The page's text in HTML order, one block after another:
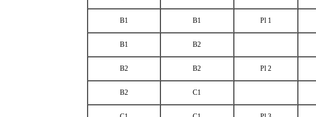
B1 B1 Pl 1
B1 B2
B2 B2 Pl 2
B2 C1